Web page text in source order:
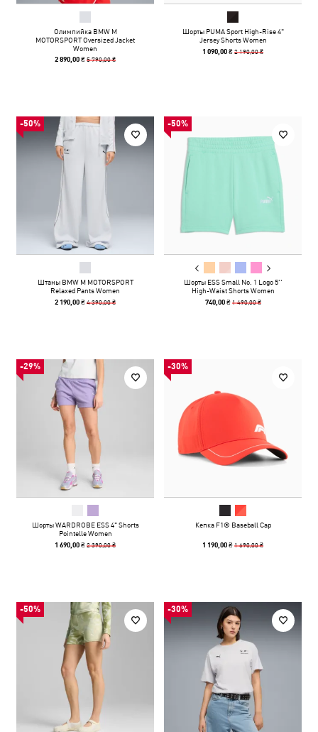
Олимпийка BMW M
MOTORSPORT Oversized Jacket
Women
2 890,00 ₴5 790,00 ₴
Шорты PUMA Sport High-Rise 4"
Jersey Shorts Women
1 090,00 ₴2 190,00 ₴
-50%
Штаны BMW M MOTORSPORT
Relaxed Pants Women
2 190,00 ₴4 390,00 ₴
-50%
Шорты ESS Small No. 1 Logo 5''
High-Waist Shorts Women
740,00 ₴ 1 490,00 ₴
-29%
Шорты WARDROBE ESS 4" Shorts
Pointelle Women
1 690,00 ₴2 390,00 ₴
-30%
Кепка F1® Baseball Cap
1 190,00 ₴1 690,00 ₴
-50% -30%